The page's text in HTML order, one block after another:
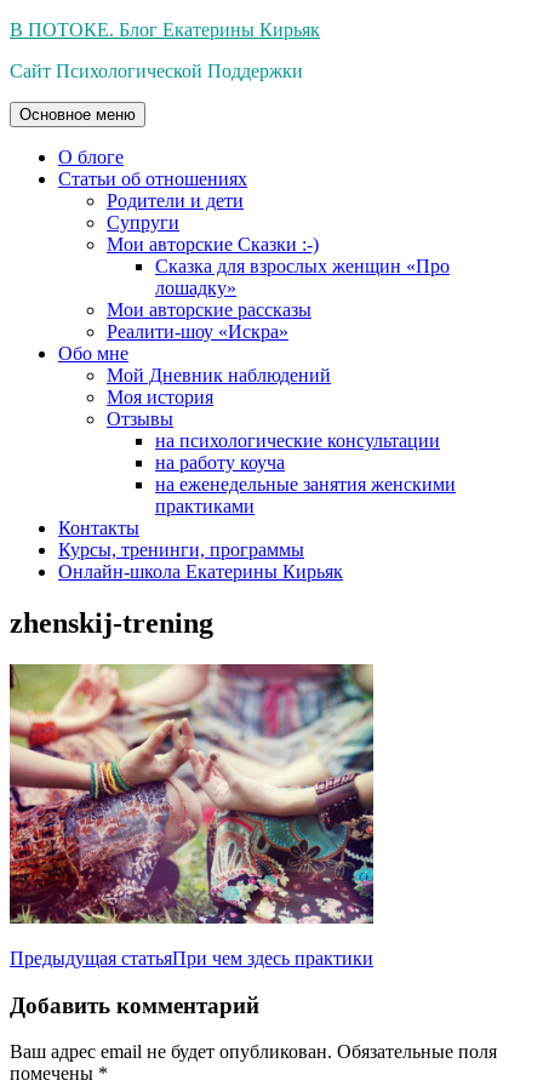
Перейти
содержимому
В ПОТОКЕ. Блог Екатерины Кирьяк
Сайт Психологической Поддержки
Основное меню
О блоге
Статьи об отношениях
Родители и дети
Супруги
Мои авторские Сказки :-)
Сказка для взрослых женщин «Про
лошадку»
Мои авторские рассказы
Реалити-шоу «Искра»
Обо мне
Мой Дневник наблюдений
Моя история
Отзывы
на психологические консультации
на работу коуча
на еженедельные занятия женскими
практиками
Контакты
Курсы, тренинги, программы
Онлайн-школа Екатерины Кирьяк
zhenskij-trening
Навигация
по
записям
Предыдущая статьяПри чем здесь практики
Добавить комментарий
Ваш адрес email не будет опубликован. Обязательные поля
помечены *